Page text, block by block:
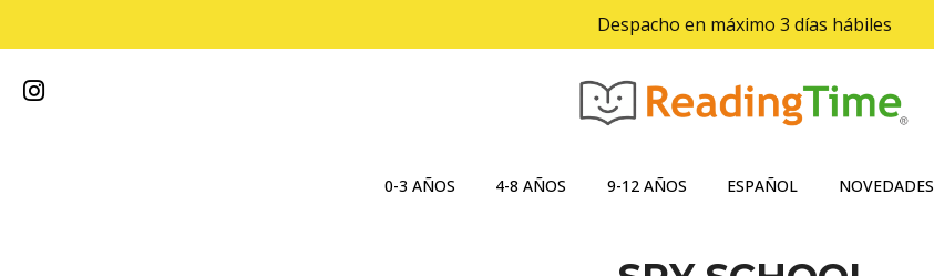
Despacho en máximo 3 días hábiles
0-3 AÑOS 4-8 AÑOS 9-12 AÑOS ESPAÑOL NOVEDADES